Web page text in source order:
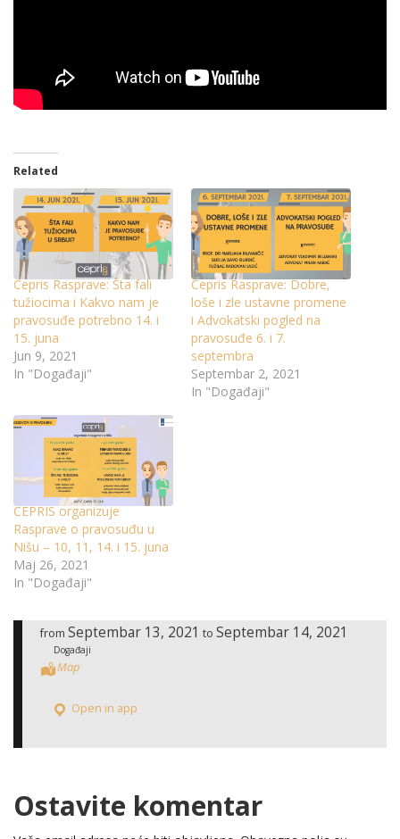
Related
Cepris Rasprave: Šta fali
tužiocima i Kakvo nam je
pravosuđe potrebno 14. i
15. juna
Jun 9, 2021
In "Događaji"
Cepris Rasprave: Dobre,
loše i zle ustavne promene
i Advokatski pogled na
pravosuđe 6. i 7.
septembra
Septembar 2, 2021
In "Događaji"
CEPRIS organizuje
Rasprave o pravosuđu u
Nišu – 10, 11, 14. i 15. juna
Maj 26, 2021
In "Događaji"
from Septembar 13, 2021 to Septembar 14, 2021
Događaji
Map
Open in app
Ostavite komentar